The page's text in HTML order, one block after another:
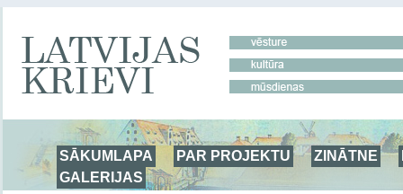
SĀKUMLAPA PAR PROJEKTU ZINĀTNE
GALERIJAS